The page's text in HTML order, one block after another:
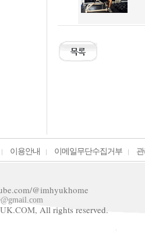
이용안내 이메일무단수집거부
@imhyukhome
All rights reserved.